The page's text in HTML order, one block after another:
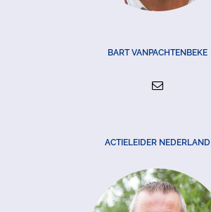
BART VANPACHTENBEKE
ACTIELEIDER NEDERLAND